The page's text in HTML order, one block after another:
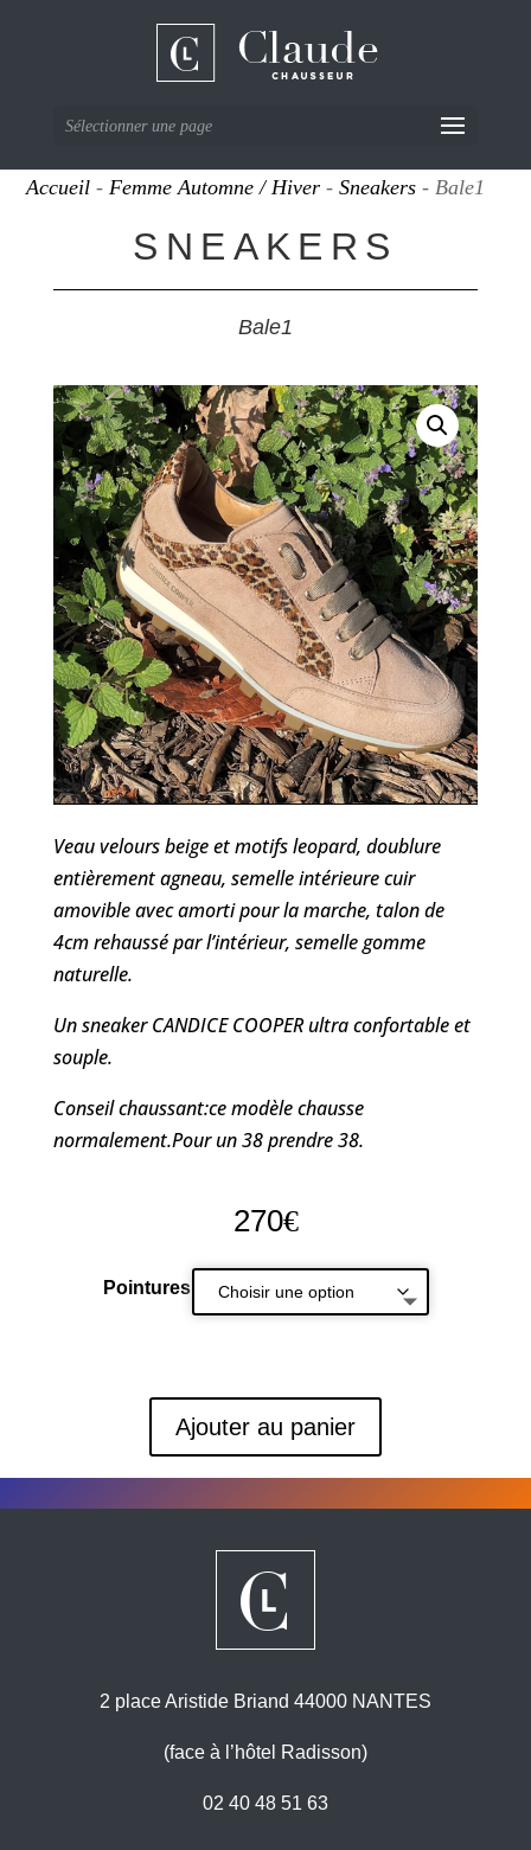
Sélectionner une page
Accueil -Femme Automne / Hiver -Sneakers - Bale1
SNEAKERS
Bale1
Veau velours beige et motifs leopard, doublure
entièrement agneau, semelle intérieure cuir
amovible avec amorti pour la marche, talon de
4cm rehaussé par l’intérieur, semelle gomme
naturelle.
Un sneaker CANDICE COOPER ultra confortable et
souple.
Conseil chaussant:ce modèle chausse
normalement.Pour un 38 prendre 38.
270€
Pointures
Ajouter au panier
2 place Aristide Briand 44000 NANTES
(face à l’hôtel Radisson)
02 40 48 51 63